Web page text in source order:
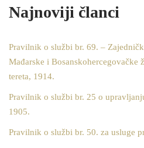
Najnoviji članci
Pravilnik o službi br. 69. –
Mađarske i Bosanskohercegovačke
tereta, 1914.
Pravilnik o službi br. 25 o
1905.
Pravilnik o službi br. 50. za usluge